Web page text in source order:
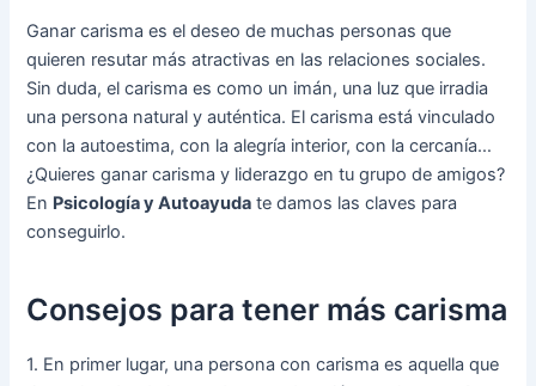
Ganar carisma es el deseo de muchas personas que
quieren resutar más atractivas en las relaciones sociales.
Sin duda, el carisma es como un imán, una luz que irradia
una persona natural y auténtica. El carisma está vinculado
con la autoestima, con la alegría interior, con la cercanía…
¿Quieres ganar carisma y liderazgo en tu grupo de amigos?
En Psicología y Autoayuda te damos las claves para
conseguirlo.
Consejos para tener más carisma
1. En primer lugar, una persona con carisma es aquella que